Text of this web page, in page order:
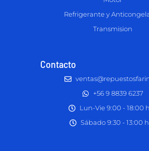
Refrigerante y
Transmision
Contacto
+56 9 8839 6237
Lun-Vie 9:00 - 18:00
Sábado 9:30 - 13:00